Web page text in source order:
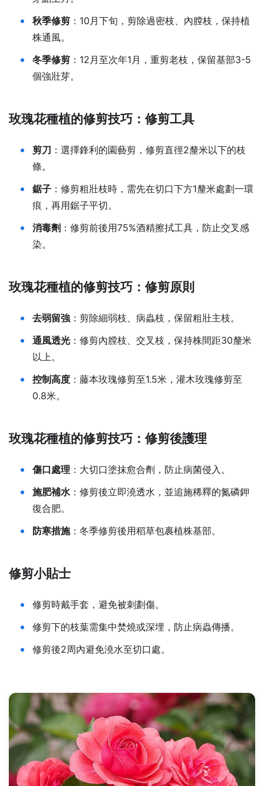
秋季修剪 ：10月下旬，剪除過密枝、內膛枝，保持植
株通風。
冬季修剪 ：12月至次年1月，重剪老枝，保留基部3-5
個強壯芽。
玫瑰花種植的修剪技巧：修剪工具
剪刀 ：選擇鋒利的園藝剪，修剪直徑2釐米以下的枝
條。
鋸子 ：修剪粗壯枝時，需先在切口下方1釐米處劃一環
痕，再用鋸子平切。
消毒劑 ：修剪前後用75%酒精擦拭工具，防止交叉感
染。
玫瑰花種植的修剪技巧：修剪原則
去弱留強 ：剪除細弱枝、病蟲枝，保留粗壯主枝。
通風透光 ：修剪內膛枝、交叉枝，保持株間距30釐米
以上。
控制高度 ：藤本玫瑰修剪至1.5米，灌木玫瑰修剪至
0.8米。
玫瑰花種植的修剪技巧：修剪後護理
傷口處理 ：大切口塗抹愈合劑，防止病菌侵入。
施肥補水 ：修剪後立即澆透水，並追施稀釋的氮磷鉀
復合肥。
防寒措施：冬季修剪後用稻草包裹植株基部。
修剪小貼士
修剪時戴手套，避免被刺劃傷。
修剪下的枝葉需集中焚燒或深埋，防止病蟲傳播。
修剪後2周內避免澆水至切口處。